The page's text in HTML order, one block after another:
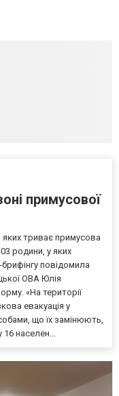
примусової
яких триває примусова
родини, у яких
повідомила
ОВА Юлія
«На території
евакуація у
що їх замінюють,
населен...